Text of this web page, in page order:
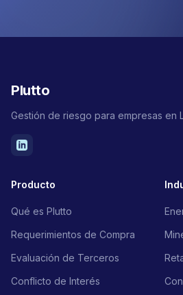
Plutto
Gestión de riesgo para empresas en
Producto
Qué es Plutto
Requerimientos de Compra
Evaluación de Terceros
Conflicto de Interés